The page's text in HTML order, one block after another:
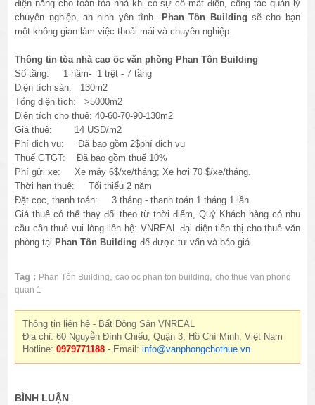
điện năng cho toàn tòa nhà khi có sự cố mất điện, công tác quản lý
chuyên nghiệp, an ninh yên tĩnh... Phan Tôn Building sẽ cho bạn
một không gian làm việc thoải mái và chuyên nghiệp.
Thông tin tòa nhà cao ốc văn phòng Phan Tôn Building
Số tầng: 1 hầm- 1 trệt - 7 tầng
Diện tích sàn: 130m2
Tổng diện tích: >5000m2
Diện tích cho thuê: 40-60-70-90-130m2
Giá thuê: 14 USD/m2
Phí dịch vụ: Đã bao gồm 2$phí dịch vụ
Thuế GTGT:Đãbao gồm thuế 10%
Phí gửi xe: Xe máy 6$/xe/tháng; Xe hơi 70 $/xe/tháng.
Thời hạn thuê: Tối thiểu 2 năm
Đặt cọc, thanh toán: 3 tháng - thanh toán 1 tháng 1 lần.
Giá thuê có thể thay đổi theo từ thời điểm, Quý Khách hàng có nhu
cầu cần thuê vui lòng liên hệ: VNREAL đại diện tiếp thị cho thuê văn
phòng tại Phan Tôn Building để được tư vấn và báo giá.
Tag : Phan Tôn Building,cao oc phan ton building,cho thue van phong
quan 1
Thông tin liên hệ - Bất Động Sản VNREAL
Địa chỉ: 60 Nguyễn Đình Chiểu, Quận 3, Hồ Chí Minh, Việt Nam
Hotline:0979771188 - Email:info@vanphongchothue.vn
BÌNH LUẬN